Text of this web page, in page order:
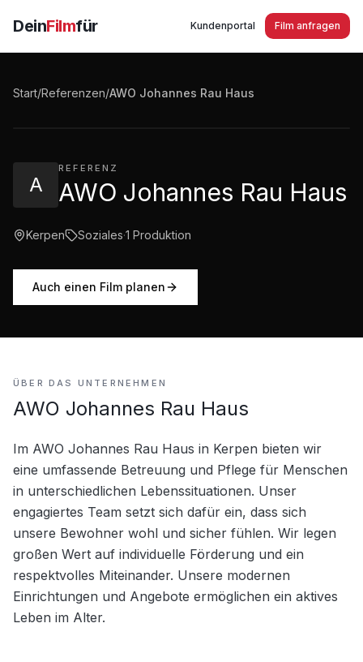
DeinFilmfür Kundenportal Film anfragen
Start/Referenzen/AWO Johannes Rau Haus
A
REFERENZ
AWO Johannes Rau Haus
Kerpen Soziales·1 Produktion
Auch einen Film planen
ÜBER DAS UNTERNEHMEN
AWO Johannes Rau Haus
Im AWO Johannes Rau Haus in Kerpen bieten wir
eine umfassende Betreuung und Pflege für Menschen
in unterschiedlichen Lebenssituationen. Unser
engagiertes Team setzt sich dafür ein, dass sich
unsere Bewohner wohl und sicher fühlen. Wir legen
großen Wert auf individuelle Förderung und ein
respektvolles Miteinander. Unsere modernen
Einrichtungen und Angebote ermöglichen ein aktives
Leben im Alter.